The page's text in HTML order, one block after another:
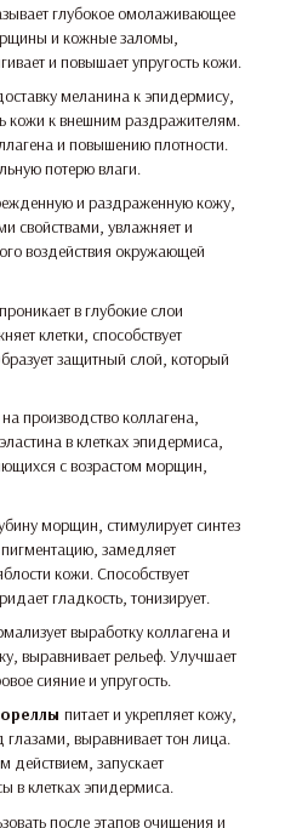
глубокое омолаживающее
и кожные заломы,
и повышает упругость кожи.
меланина к эпидермису,
кожи к внешним раздражителям.
и повышению плотности.
потерю влаги.
и раздраженную кожу,
свойствами, увлажняет и
воздействия окружающей
проникает в глубокие слои
клетки, способствует
защитный слой, который
производство коллагена,
в клетках эпидермиса,
с возрастом морщин,
морщин, стимулирует синтез
замедляет
кожи. Способствует
гладкость, тонизирует.
выработку коллагена и
выравнивает рельеф. Улучшает
сияние и упругость.
питает и укрепляет кожу,
глазами, выравнивает тон лица.
действием, запускает
в клетках эпидермиса.
после этапов очищения и